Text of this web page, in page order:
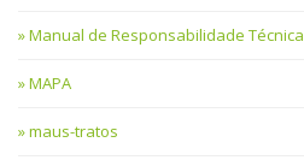
Manual de Responsabilidade Técnica
MAPA
maus-tratos